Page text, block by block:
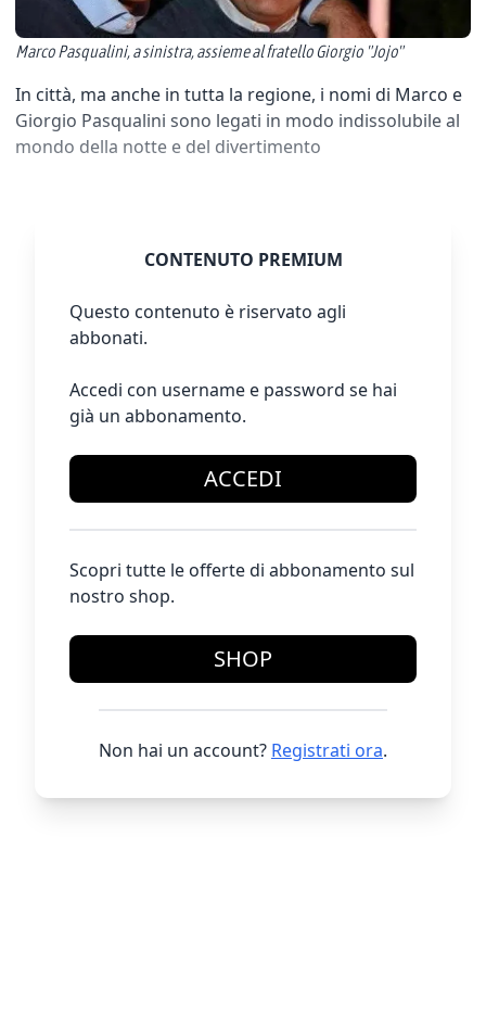
Marco Pasqualini, a sinistra, assieme al fratello Giorgio "Jojo"
In città, ma anche in tutta la regione, i nomi di Marco e
Giorgio Pasqualini sono legati in modo indissolubile al
mondo della notte e del divertimento
CONTENUTO PREMIUM
Questo contenuto è riservato agli
abbonati.
Accedi con username e password se hai
già un abbonamento.
ACCEDI
Scopri tutte le offerte di abbonamento sul
nostro shop.
SHOP
Non hai un account? Registrati ora.